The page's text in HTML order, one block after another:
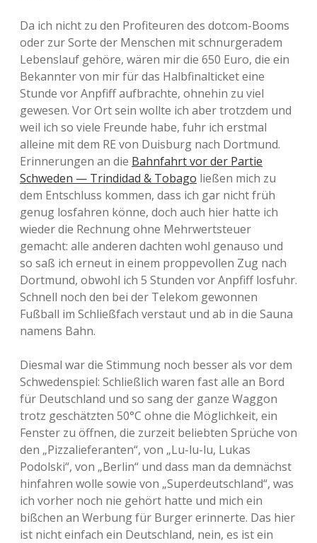
Da ich nicht zu den Profiteuren des dotcom-Booms
oder zur Sorte der Menschen mit schnurgeradem
Lebenslauf gehöre, wären mir die 650 Euro, die ein
Bekannter von mir für das Halbfinalticket eine
Stunde vor Anpfiff aufbrachte, ohnehin zu viel
gewesen. Vor Ort sein wollte ich aber trotzdem und
weil ich so viele Freunde habe, fuhr ich erstmal
alleine mit dem RE von Duisburg nach Dortmund.
Erinnerungen an die Bahnfahrt vor der Partie
Schweden — Trindidad & Tobago ließen mich zu
dem Entschluss kommen, dass ich gar nicht früh
genug losfahren könne, doch auch hier hatte ich
wieder die Rechnung ohne Mehrwertsteuer
gemacht: alle anderen dachten wohl genauso und
so saß ich erneut in einem proppevollen Zug nach
Dortmund, obwohl ich 5 Stunden vor Anpfiff losfuhr.
Schnell noch den bei der Telekom gewonnen
Fußball im Schließfach verstaut und ab in die Sauna
namens Bahn.
Diesmal war die Stimmung noch besser als vor dem
Schwedenspiel: Schließlich waren fast alle an Bord
für Deutschland und so sang der ganze Waggon
trotz geschätzten 50°C ohne die Möglichkeit, ein
Fenster zu öffnen, die zurzeit beliebten Sprüche von
den „Pizzalieferanten“, von „Lu-lu-lu, Lukas
Podolski“, von „Berlin“ und dass man da demnächst
hinfahren wolle sowie von „Superdeutschland“, was
ich vorher noch nie gehört hatte und mich ein
bißchen an Werbung für Burger erinnerte. Das hier
ist nicht einfach ein Deutschland, nein, es ist ein